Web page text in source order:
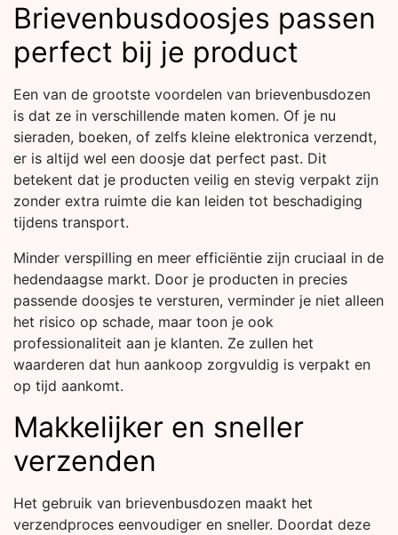
Brievenbusdoosjes passen
perfect bij je product
Een van de grootste voordelen van brievenbusdozen
is dat ze in verschillende maten komen. Of je nu
sieraden, boeken, of zelfs kleine elektronica verzendt,
er is altijd wel een doosje dat perfect past. Dit
betekent dat je producten veilig en stevig verpakt zijn
zonder extra ruimte die kan leiden tot beschadiging
tijdens transport.
Minder verspilling en meer efficiëntie zijn cruciaal in de
hedendaagse markt. Door je producten in precies
passende doosjes te versturen, verminder je niet alleen
het risico op schade, maar toon je ook
professionaliteit aan je klanten. Ze zullen het
waarderen dat hun aankoop zorgvuldig is verpakt en
op tijd aankomt.
Makkelijker en sneller
verzenden
Het gebruik van brievenbusdozen maakt het
verzendproces eenvoudiger en sneller. Doordat deze